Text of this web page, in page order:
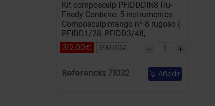
Kit composculp PFIDDDIN8 Hu-
Friedy Contiene: 5 instrumentos
Composculp mango nº 8 rugoso (
PFIDD1/28, PFIDD3/48,
PFIDD5/68, PFIDD7/88 y
312.00€ 390.00€
Referencia: 71032 Añadir